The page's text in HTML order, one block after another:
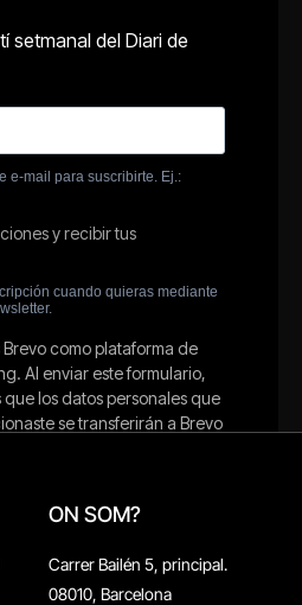
ON SOM?
Carrer Bailén 5, principal.
08010, Barcelona